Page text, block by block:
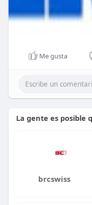
Me gusta
La gente es posible
brcswiss